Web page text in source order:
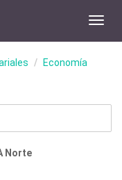
Economía
Norte